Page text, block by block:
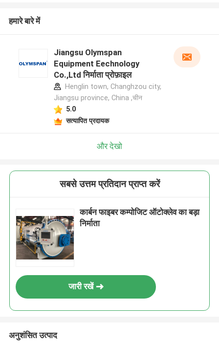
हमारे बारे में
Jiangsu Olymspan
Equipment Eechnology
Co.,Ltd निर्माता प्रोफ़ाइल
Henglin town, Changhzou city,
Jiangsu province, China ,चीन
5.0
सत्यापित प्रदायक
और देखो
सबसे उत्तम प्रतिदान प्राप्त करें
कार्बन फाइबर कम्पोजिट ऑटोक्लेव का बड़ा
निर्माता
जारी रखें
अनुशंसित उत्पाद